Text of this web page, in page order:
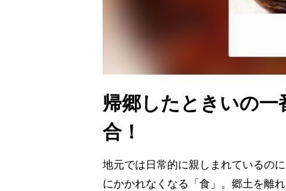
帰郷したときいの
合！
地元では日常的に親しまれているの
にかかれなくなる「食」。郷土を離